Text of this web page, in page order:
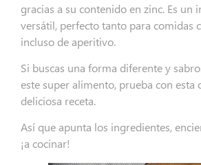
gracias a su contenido en zinc. Es un
versátil, perfecto tanto para comidas
incluso de aperitivo.
Si buscas una forma diferente y
este super alimento, prueba con esta
deliciosa receta.
Así que apunta los ingredientes,
¡a cocinar!